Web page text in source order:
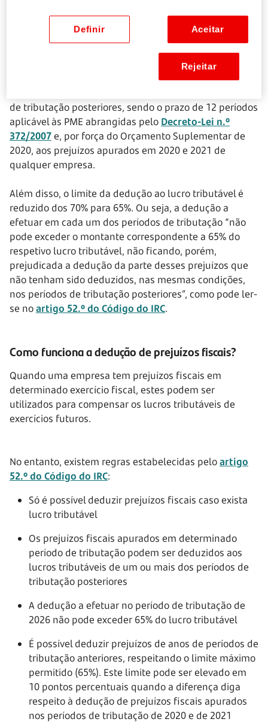
temporal. Esta nova regra aplica-se também aos
prejuízos fiscais apurados em períodos de tributação
anteriores a 1 de janeiro de 2023, cujo período de
dedução ainda se encontre em curso naquela data.
de tributação posteriores, sendo o prazo de 12 períodos
aplicável às PME abrangidas pelo Decreto-Lei n.º
372/2007e, por força do Orçamento Suplementar de
2020, aos prejuízos apurados em 2020 e 2021 de
qualquer empresa.
Além disso, o limite da dedução ao lucro tributável é
reduzido dos 70% para 65%. Ou seja, a dedução a
efetuar em cada um dos períodos de tributação “não
pode exceder o montante correspondente a 65% do
respetivo lucro tributável, não ficando, porém,
prejudicada a dedução da parte desses prejuízos que
não tenham sido deduzidos, nas mesmas condições,
nos períodos de tributação posteriores”, como pode ler-
se noartigo 52.º do Código do IRC.
Como funciona a dedução de prejuízos fiscais?
Quando uma empresa tem prejuízos fiscais em
determinado exercício fiscal, estes podem ser
utilizados para compensar os lucros tributáveis de
exercícios futuros.
No entanto, existem regras estabelecidas peloartigo
52.º do Código do IRC:
Só é possível deduzir prejuízos fiscais caso exista
lucro tributável
Os prejuízos fiscais apurados em determinado
período de tributação podem ser deduzidos aos
lucros tributáveis de um ou mais dos períodos de
tributação posteriores
A dedução a efetuar no período de tributação de
2026 não pode exceder 65% do lucro tributável
É possível deduzir prejuízos de anos de períodos de
tributação anteriores, respeitando o limite máximo
permitido (65%). Este limite pode ser elevado em
10 pontos percentuais quando a diferença diga
respeito à dedução de prejuízos fiscais apurados
nos períodos de tributação de 2020 e de 2021
Aceitar
Definir
Rejeitar